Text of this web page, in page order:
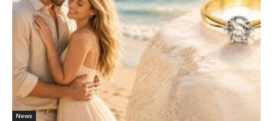
News